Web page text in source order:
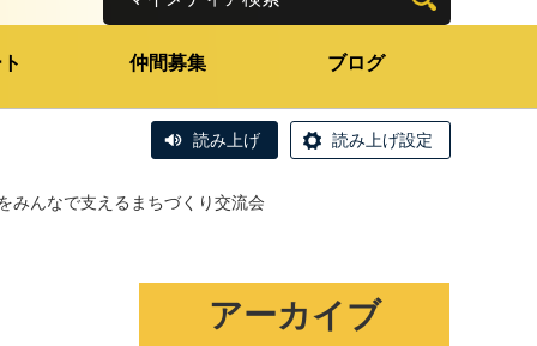
仲間募集 ブログ
読み上げ 読み上げ設定
みんなで支えるまちづくり交流会
アーカイブ